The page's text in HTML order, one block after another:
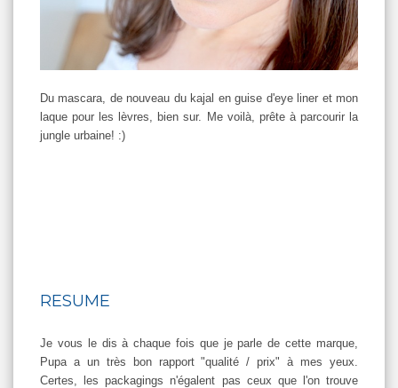
Du mascara, de nouveau du kajal en guise d'eye liner et mon
laque pour les lèvres, bien sur. Me voilà, prête à parcourir la
jungle urbaine! :)
RESUME
Je vous le dis à chaque fois que je parle de cette marque,
Pupa a un très bon rapport "qualité / prix" à mes yeux.
Certes, les packagings n'égalent pas ceux que l'on trouve